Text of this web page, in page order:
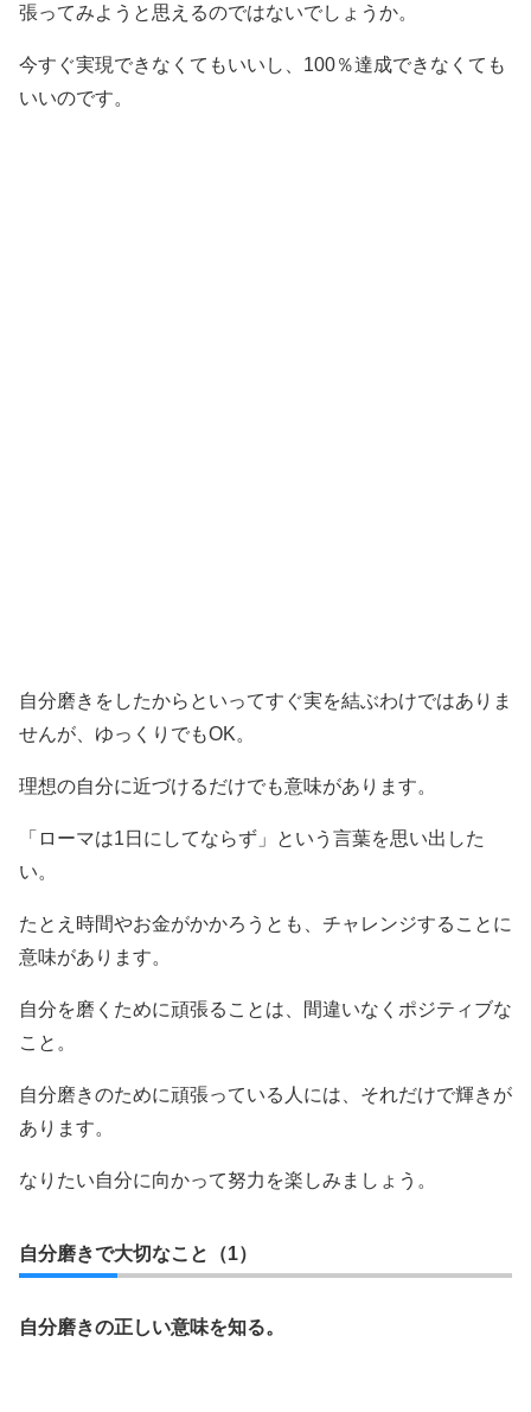
張ってみようと思えるのではないでしょうか。
今すぐ実現できなくてもいいし、100％達成できなくても
いいのです。
自分磨きをしたからといってすぐ実を結ぶわけではありま
せんが、ゆっくりでもOK。
理想の自分に近づけるだけでも意味があります。
「ローマは1日にしてならず」という言葉を思い出した
い。
たとえ時間やお金がかかろうとも、チャレンジすることに
意味があります。
自分を磨くために頑張ることは、間違いなくポジティブな
こと。
自分磨きのために頑張っている人には、それだけで輝きが
あります。
なりたい自分に向かって努力を楽しみましょう。
自分磨きで大切なこと（1）
自分磨きの正しい意味を知る。